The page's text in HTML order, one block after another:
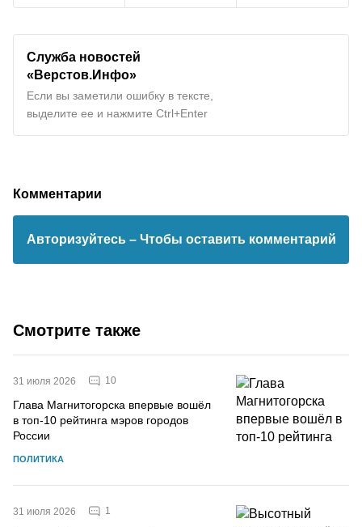
Служба новостей
«Верстов.Инфо»
Если вы заметили ошибку в тексте,
выделите ее и нажмите Ctrl+Enter
Комментарии
Авторизуйтесь – Чтобы оставить комментарий
Смотрите также
31 июля 2026 10
Глава Магнитогорска впервые вошёл
в топ-10 рейтинга мэров городов
России
ПОЛИТИКА
31 июля 2026 1